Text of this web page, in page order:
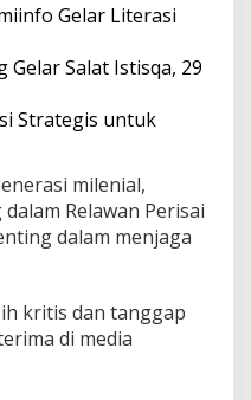
Gelar Literasi
Salat Istisqa, 29
Strategis untuk
milenial,
Relawan Perisai
dalam menjaga
kritis dan tanggap
di media